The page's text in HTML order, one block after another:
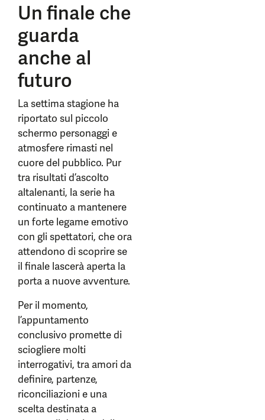
Un finale che
guarda
anche al
futuro
La settima stagione ha
riportato sul piccolo
schermo personaggi e
atmosfere rimasti nel
cuore del pubblico. Pur
tra risultati d’ascolto
altalenanti, la serie ha
continuato a mantenere
un forte legame emotivo
con gli spettatori, che ora
attendono di scoprire se
il finale lascerà aperta la
porta a nuove avventure.
Per il momento,
l’appuntamento
conclusivo promette di
sciogliere molti
interrogativi, tra amori da
definire, partenze,
riconciliazioni e una
scelta destinata a